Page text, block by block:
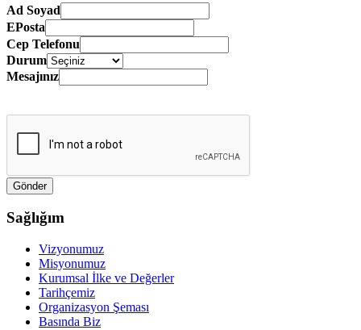
Ad Soyad
EPosta
Cep Telefonu
Durum
Mesajınız
Sağlığım
Vizyonumuz
Misyonumuz
Kurumsal İlke ve Değerler
Tarihçemiz
Organizasyon Şeması
Basında Biz